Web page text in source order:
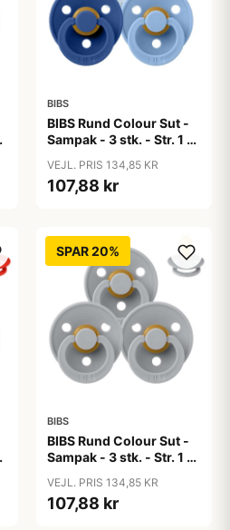
BIBS
BIBS Rund Colour Sut -
Sampak - 3 stk. - Str. 1 -
VEJL. PRIS 134,85 KR
107,88 kr
SPAR 20%
BIBS
BIBS Rund Colour Sut -
Sampak - 3 stk. - Str. 1 -
VEJL. PRIS 134,85 KR
107,88 kr